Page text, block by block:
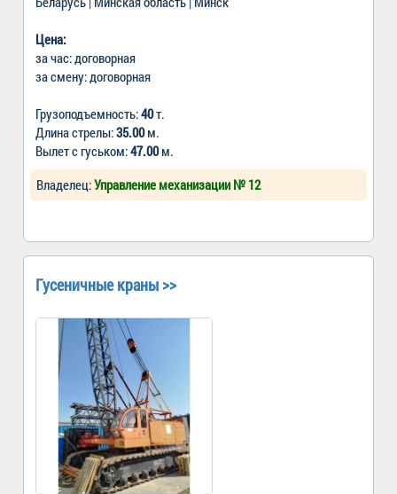
Цена:
за час: договорная
за смену: договорная
Грузоподъемность:40т.
Длина стрелы:35.00м.
Вылет с гуськом:47.00м.
Владелец:Управление механизации № 12
Гусеничные краны >>